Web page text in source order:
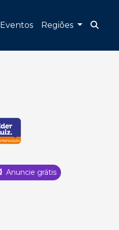
Eventos Regiões
Anuncie grátis